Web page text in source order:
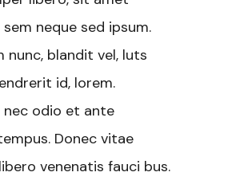
neque sed ipsum.
nunc, blandit vel, luts
id, lorem.
nec odio et ante
Donec vitae
venenatis fauci bus.